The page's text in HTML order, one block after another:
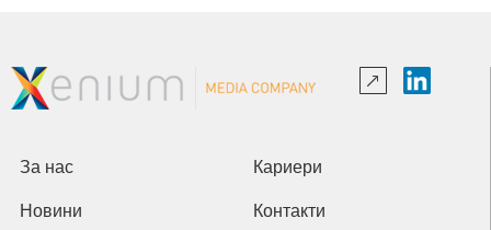
За нас Кариери
Новини Контакти